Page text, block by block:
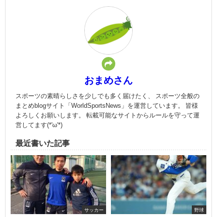
おまめさん
スポーツの素晴らしさを少しでも多く届けたく、 スポーツ全般の
まとめblogサイト「WorldSportsNews」を運営しています。 皆様
よろしくお願いします。 転載可能なサイトからルールを守って運
営してます(*'ω'*)
最近書いた記事
サッカー 野球